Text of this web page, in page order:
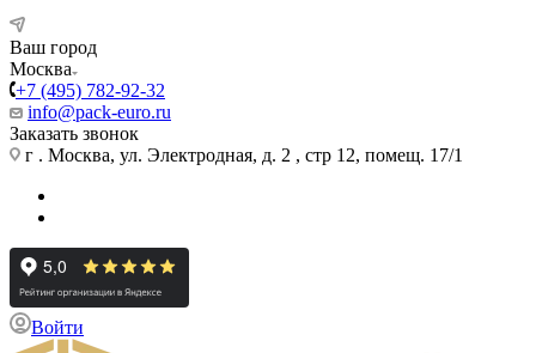
Ваш город
Москва
+7 (495) 782-92-32
info@pack-euro.ru
Заказать звонок
г . Москва, ул. Электродная, д. 2 , стр 12, помещ. 17/1
Войти